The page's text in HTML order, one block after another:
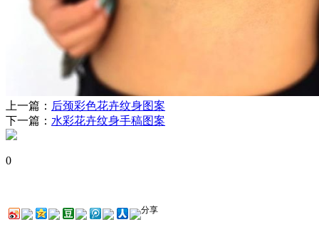
上一篇： 后颈彩色花卉纹身图案
下一篇： 水彩花卉纹身手稿图案
0
分享